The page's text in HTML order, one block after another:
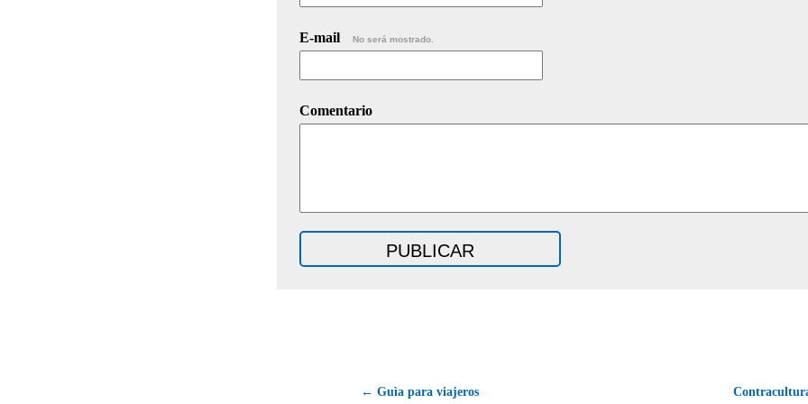
E-mail No será mostrado.
Comentario
← Guìa para viajeros